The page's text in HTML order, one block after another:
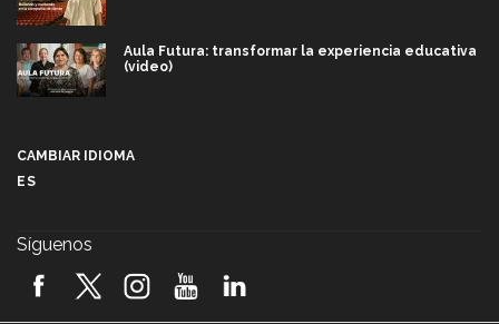
Aula Futura: transformar la experiencia educativa
(video)
2026! (video)
CAMBIAR IDIOMA
ES
Síguenos